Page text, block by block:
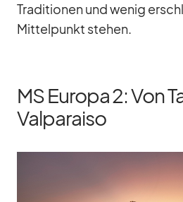
Tra­di­tio­nen und we­nig
Mit­tel­punkt ste­hen.
MS Europa 2: Von
Valparaiso